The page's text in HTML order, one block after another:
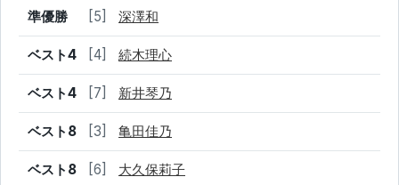
準優勝 [5] 深澤和
ベスト4 [4] 続木理心
ベスト4 [7] 新井琴乃
ベスト8 [3] 亀田佳乃
ベスト8 [6] 大久保莉子